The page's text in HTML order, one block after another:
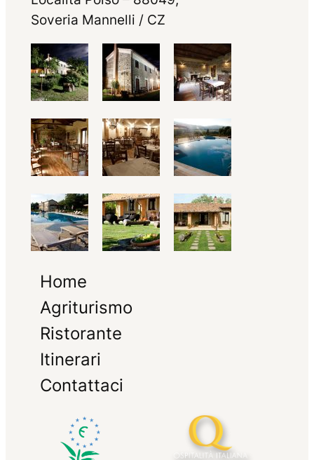
Soveria Mannelli / CZ
Home
Agriturismo
Ristorante
Itinerari
Contattaci